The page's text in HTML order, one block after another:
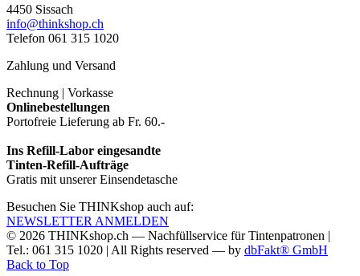
4450 Sissach
info@thinkshop.ch
Telefon 061 315 1020
Zahlung und Versand
Rechnung | Vorkasse
Onlinebestellungen
Portofreie Lieferung ab Fr. 60.-
Ins Refill-Labor eingesandte
Tinten-Refill-Aufträge
Gratis mit unserer Einsendetasche
Besuchen Sie THINKshop auch auf:
NEWSLETTER ANMELDEN
© 2026 THINKshop.ch — Nachfüllservice fürTintenpatronen |
Tel.: 061 315 1020 | All Rights reserved — by dbFakt® GmbH
Back to Top